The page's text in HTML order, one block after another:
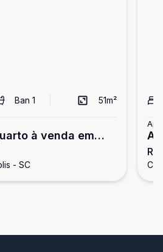
Ban 1 51m²
à venda em
Campeche,
- SC